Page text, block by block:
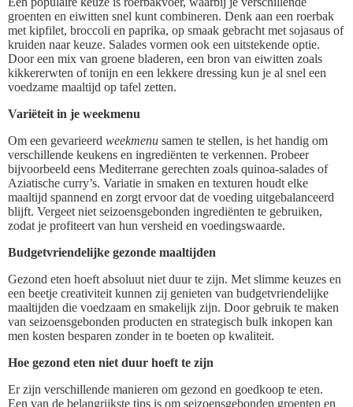
groenten en eiwitten snel kunt combineren. Denk aan een roerbak
met kipfilet, broccoli en paprika, op smaak gebracht met sojasaus of
kruiden naar keuze. Salades vormen ook een uitstekende optie.
Door een mix van groene bladeren, een bron van eiwitten zoals
kikkererwten of tonijn en een lekkere dressing kun je al snel een
voedzame maaltijd op tafel zetten.
Variëteit in je weekmenu
Om een gevarieerd weekmenu samen te stellen, is het handig om
verschillende keukens en ingrediënten te verkennen. Probeer
bijvoorbeeld eens Mediterrane gerechten zoals quinoa-salades of
Aziatische curry’s. Variatie in smaken en texturen houdt elke
maaltijd spannend en zorgt ervoor dat de voeding uitgebalanceerd
blijft. Vergeet niet seizoensgebonden ingrediënten te gebruiken,
zodat je profiteert van hun versheid en voedingswaarde.
Budgetvriendelijke gezonde maaltijden
Gezond eten hoeft absoluut niet duur te zijn. Met slimme keuzes en
een beetje creativiteit kunnen zij genieten van budgetvriendelijke
maaltijden die voedzaam en smakelijk zijn. Door gebruik te maken
van seizoensgebonden producten en strategisch bulk inkopen kan
men kosten besparen zonder in te boeten op kwaliteit.
Hoe gezond eten niet duur hoeft te zijn
Er zijn verschillende manieren om gezond en goedkoop te eten.
Een van de belangrijkste tips is om seizoensgebonden groenten en